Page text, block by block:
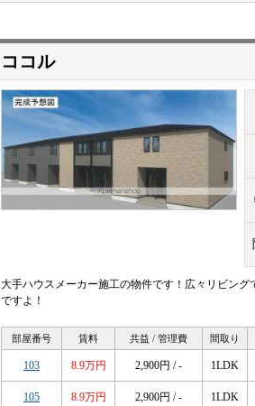
ココル
大手ハウスメーカー施工の物件です！広々リビン
ですよ！
部屋番号 賃料 共益 / 管理費 間取り
103 8.9万円 2,900円 / - 1LDK
105 8.9万円 2,900円 / - 1LDK